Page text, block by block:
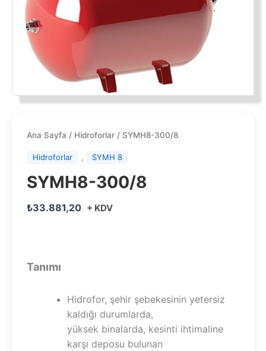
Ana Sayfa / Hidroforlar / SYMH8-300/8
Hidroforlar , SYMH 8
SYMH8-300/8
₺33.881,20 + KDV
Tanımı
Hidrofor, şehir şebekesinin yetersiz
kaldığı durumlarda,
yüksek binalarda, kesinti ihtimaline
karşı deposu bulunan